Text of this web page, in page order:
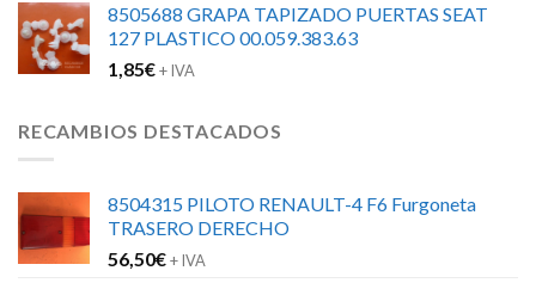
8505688 GRAPA TAPIZADO PUERTAS SEAT
127 PLASTICO 00.059.383.63
1,85€+ IVA
RECAMBIOS DESTACADOS
8504315 PILOTO RENAULT-4 F6 Furgoneta
TRASERO DERECHO
56,50€+ IVA